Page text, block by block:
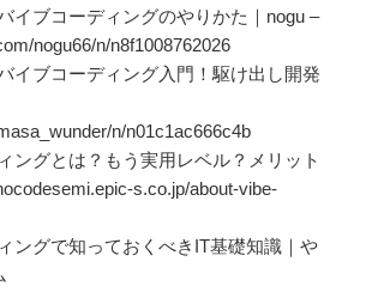
イブコーディングのやりかた｜nogu –
nogu66/n/n8f1008762026
イブコーディング入門！駆け出し開発
n/n01c1ac666c4b
ングとは？もう実用レベル？メリット
s.co.jp/about-vibe-
ングで知っておくべきIT基礎知識｜や